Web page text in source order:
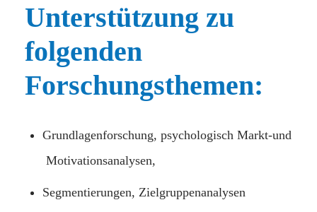
Unterstützung zu
folgenden
Forschungsthemen:
Grundlagenforschung, psychologisch Markt-und
Motivationsanalysen,
Segmentierungen, Zielgruppenanalysen